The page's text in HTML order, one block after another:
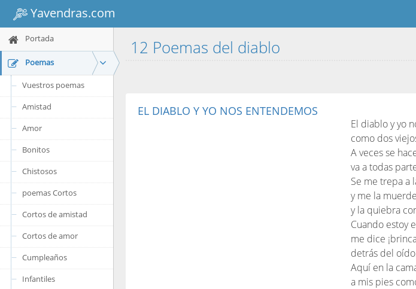
Yavendras.com
Portada
Poemas
Vuestros poemas
Amistad
Amor
Bonitos
Chistosos
poemas Cortos
Cortos de amistad
Cortos de amor
Cumpleaños
Infantiles
12 Poemas del diablo
EL DIABLO Y YO NOS ENTENDEMOS
El diablo y yo
como dos
A veces se
va a todas
Se me trepa a
y me la muerde
y la quiebra
Cuando estoy
me dice
detrás del
Aquí en la
a mis pies